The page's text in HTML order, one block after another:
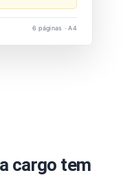
6 páginas · A4
cargo tem